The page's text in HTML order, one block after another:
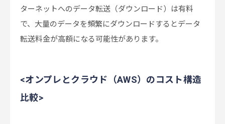
ターネットへのデータ転送（ダウンロード）は有料
で、大量のデータを頻繁にダウンロードするとデータ
転送料金が高額になる可能性があります。
<オンプレとクラウド（AWS）のコスト構造
比較>